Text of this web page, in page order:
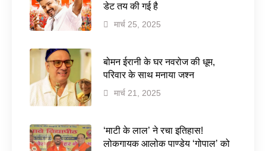
डेट तय की गई है
मार्च 25, 2025
बोमन ईरानी के घर नवरोज की धूम,
परिवार के साथ मनाया जश्न
मार्च 21, 2025
‘माटी के लाल’ ने रचा इतिहास!
लोकगायक आलोक पाण्डेय ‘गोपाल’ को